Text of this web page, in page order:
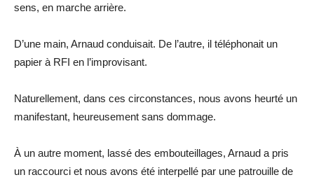
sens, en marche arrière.
D’une main, Arnaud conduisait. De l’autre, il téléphonait un
papier à RFI en l’improvisant.
Naturellement, dans ces circonstances, nous avons heurté un
manifestant, heureusement sans dommage.
À un autre moment, lassé des embouteillages, Arnaud a pris
un raccourci et nous avons été interpellé par une patrouille de